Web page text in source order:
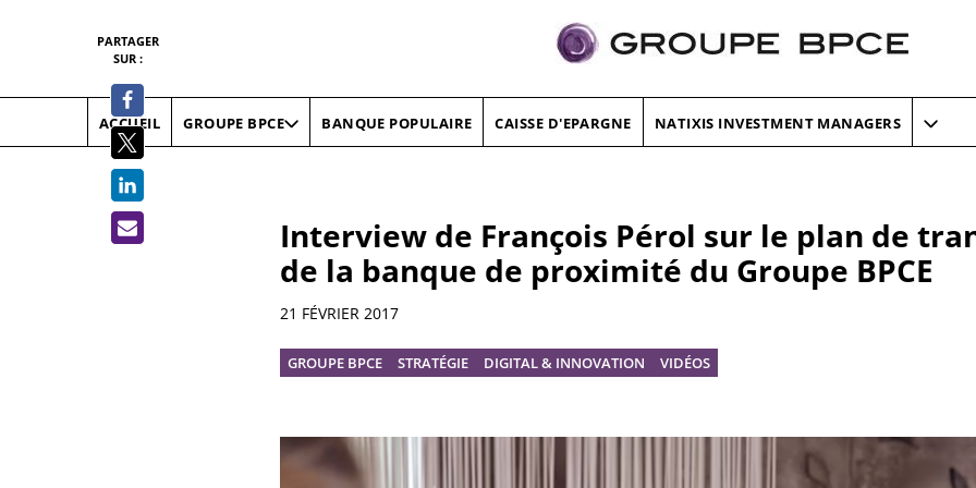
ACCUEIL GROUPE BPCE BANQUE POPULAIRE CAISSE D'EPARGNE NATIXIS INVESTMENT MANAGERS
Interview de François Pérol sur le plan de
de la banque de proximité du Groupe BPCE
Informations
21 FÉVRIER 2017
GROUPE BPCE STRATÉGIE DIGITAL & INNOVATION VIDÉOS
PARTAGER
SUR :